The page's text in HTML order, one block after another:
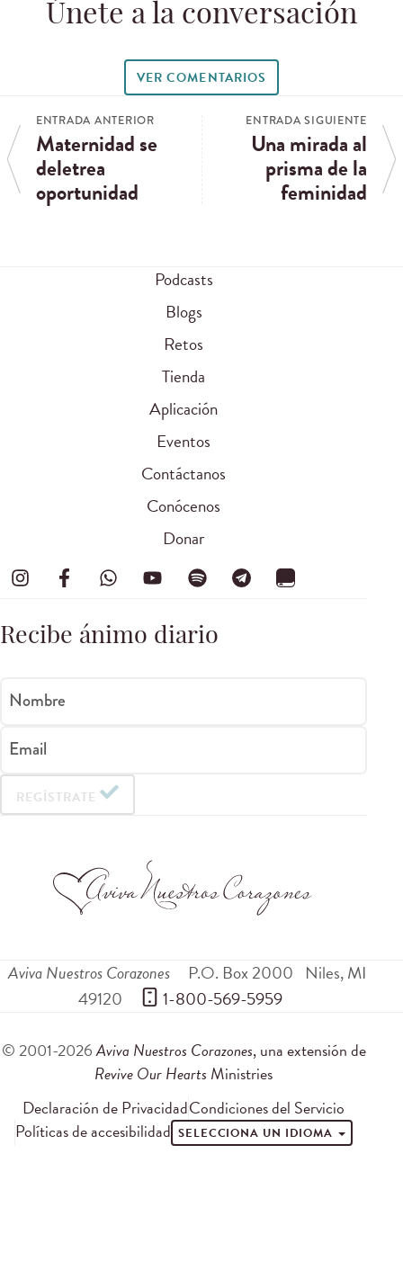
Únete a la conversación
VER COMENTARIOS
ENTRADA ANTERIOR
Maternidad se
deletrea
oportunidad
ENTRADA SIGUIENTE
Una mirada al
prisma de la
feminidad
Podcasts
Blogs
Retos
Tienda
Aplicación
Eventos
Contáctanos
Conócenos
Donar
Recibe ánimo diario
Nombre
Email
REGÍSTRATE
Aviva Nuestros Corazones P.O. Box 2000 Niles,MI
49120
1-800-569-5959
© 2001-2026Aviva Nuestros Corazones, una extensión de
Revive Our Hearts Ministries
Declaración de PrivacidadCondiciones del Servicio
Políticas de accesibilidad SELECCIONA UN IDIOMA